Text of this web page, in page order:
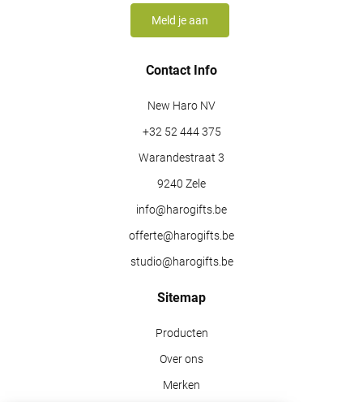
Contact Info
New Haro NV
+32 52 444 375
Warandestraat 3
9240 Zele
info@harogifts.be
offerte@harogifts.be
studio@harogifts.be
Sitemap
Producten
Over ons
Merken